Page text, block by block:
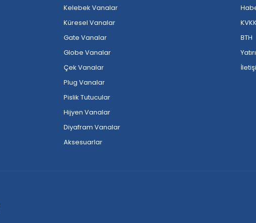
Kelebek Vanalar
Küresel Vanalar
Gate Vanalar
Globe Vanalar
Çek Vanalar
Plug Vanalar
Pislik Tutucular
Hijyen Vanalar
Diyafram Vanalar
Aksesuarlar
BTH